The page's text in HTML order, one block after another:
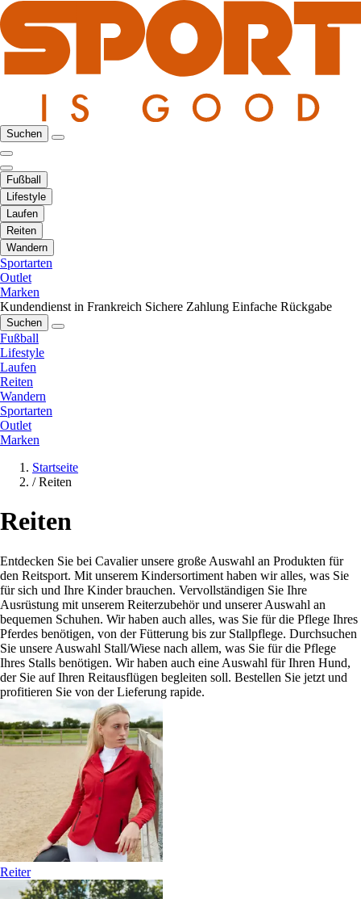
Suchen
Fußball
Lifestyle
Laufen
Reiten
Wandern
Sportarten
Outlet
Marken
Kundendienst in Frankreich Sichere Zahlung Einfache Rückgabe
Suchen
Fußball
Lifestyle
Laufen
Reiten
Wandern
Sportarten
Outlet
Marken
Startseite
/ Reiten
Reiten
Entdecken Sie bei Cavalier unsere große Auswahl an Produkten für
den Reitsport. Mit unserem Kindersortiment haben wir alles, was Sie
für sich und Ihre Kinder brauchen. Vervollständigen Sie Ihre
Ausrüstung mit unserem Reiterzubehör und unserer Auswahl an
bequemen Schuhen. Wir haben auch alles, was Sie für die Pflege Ihres
Pferdes benötigen, von der Fütterung bis zur Stallpflege. Durchsuchen
Sie unsere Auswahl Stall/Wiese nach allem, was Sie für die Pflege
Ihres Stalls benötigen. Wir haben auch eine Auswahl für Ihren Hund,
der Sie auf Ihren Reitausflügen begleiten soll. Bestellen Sie jetzt und
profitieren Sie von der Lieferung rapide.
Reiter